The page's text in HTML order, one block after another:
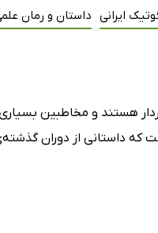
ایرانی داستان و رمان
هستند و مخاطبین
که داستانی از دوران